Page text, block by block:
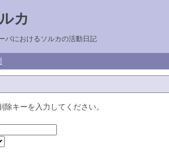
カ
バにおけるソルカの活動日記
除キーを入力してください。